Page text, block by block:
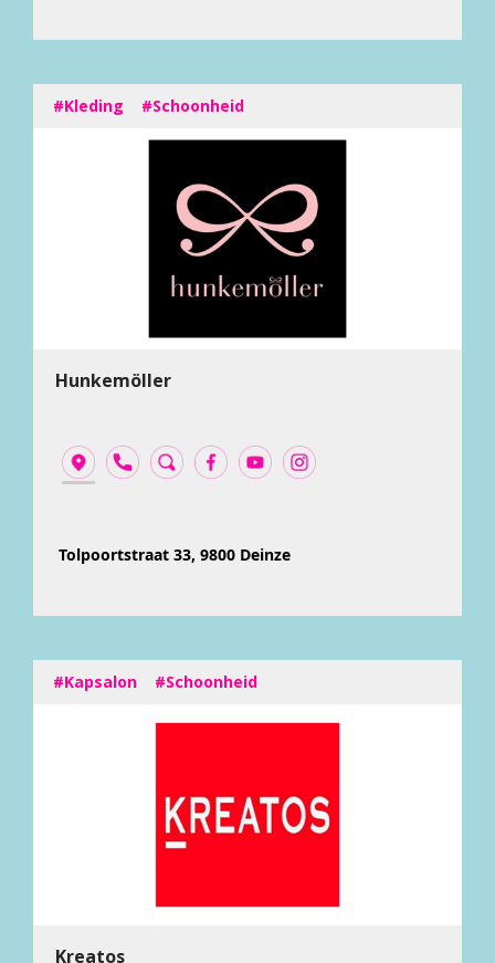
#Kleding #Schoonheid
Hunkemöller
Tolpoortstraat 33, 9800 Deinze
#Kapsalon #Schoonheid
Kreatos